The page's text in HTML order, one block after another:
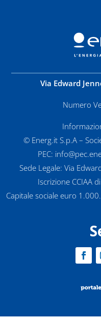
Via Edward
Numero
© Energ.it S.p.A –
PEC:
Sede Legale: Via
Iscrizione CCIAA
Capitale sociale euro